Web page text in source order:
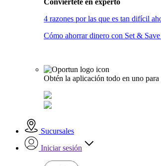
Conviértete en experto
4 razones por las que es tan difícil
Cómo ahorrar dinero con Set &
Obtén la aplicación todo en uno
Sucursales
Iniciar sesión